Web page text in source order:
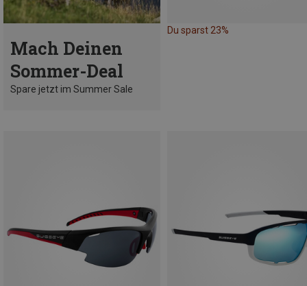
Mach Deinen
Sommer-Deal
Spare jetzt im Summer Sale
Du sparst 23%